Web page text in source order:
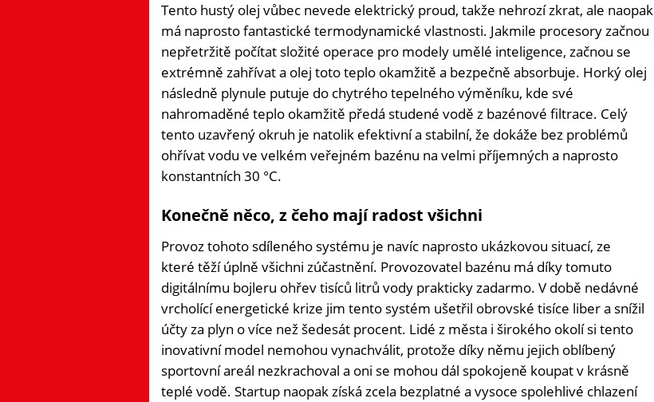
Tento hustý olej vůbec nevede elektrický proud, takže nehrozí zkrat, ale naopak
má naprosto fantastické termodynamické vlastnosti. Jakmile procesory začnou
nepřetržitě počítat složité operace pro modely umělé inteligence, začnou se
extrémně zahřívat a olej toto teplo okamžitě a bezpečně absorbuje. Horký olej
následně plynule putuje do chytrého tepelného výměníku, kde své
nahromaděné teplo okamžitě předá studené vodě z bazénové filtrace. Celý
tento uzavřený okruh je natolik efektivní a stabilní, že dokáže bez problémů
ohřívat vodu ve velkém veřejném bazénu na velmi příjemných a naprosto
konstantních 30 °C.
Konečně něco, z čeho mají radost všichni
Provoz tohoto sdíleného systému je navíc naprosto ukázkovou situací, ze
které těží úplně všichni zúčastnění. Provozovatel bazénu má díky tomuto
digitálnímu bojleru ohřev tisíců litrů vody prakticky zadarmo. V době nedávné
vrcholící energetické krize jim tento systém ušetřil obrovské tisíce liber a snížil
účty za plyn o více než šedesát procent. Lidé z města i širokého okolí si tento
inovativní model nemohou vynachválit, protože díky němu jejich oblíbený
sportovní areál nezkrachoval a oni se mohou dál spokojeně koupat v krásně
teplé vodě. Startup naopak získá zcela bezplatné a vysoce spolehlivé chlazení